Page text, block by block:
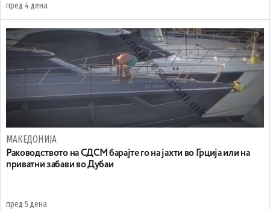
пред 4 дена
МАКЕДОНИЈА
Раководството на СДСМ барајте го на јахти во Грција или на
приватни забави во Дубаи
пред 5 дена